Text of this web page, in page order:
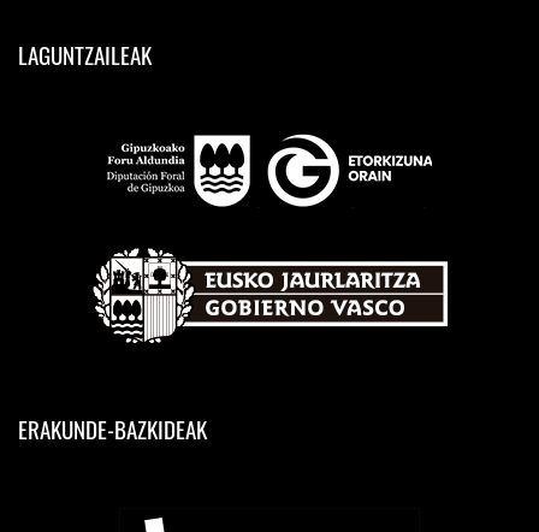
LAGUNTZAILEAK
ERAKUNDE-BAZKIDEAK